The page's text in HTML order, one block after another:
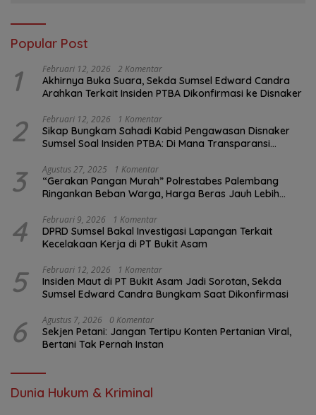
Popular Post
1 Februari 12, 2026 2 Komentar
Akhirnya Buka Suara, Sekda Sumsel Edward Candra
Arahkan Terkait Insiden PTBA Dikonfirmasi ke Disnaker
2 Februari 12, 2026 1 Komentar
Sikap Bungkam Sahadi Kabid Pengawasan Disnaker
Sumsel Soal Insiden PTBA: Di Mana Transparansi
3 Agustus 27, 2025 1 Komentar
“Gerakan Pangan Murah” Polrestabes Palembang
Ringankan Beban Warga, Harga Beras Jauh Lebih
4 Februari 9, 2026 1 Komentar
DPRD Sumsel Bakal Investigasi Lapangan Terkait
Kecelakaan Kerja di PT Bukit Asam
5 Februari 12, 2026 1 Komentar
Insiden Maut di PT Bukit Asam Jadi Sorotan, Sekda
Sumsel Edward Candra Bungkam Saat Dikonfirmasi
6 Agustus 7, 2026 0 Komentar
Sekjen Petani: Jangan Tertipu Konten Pertanian Viral,
Bertani Tak Pernah Instan
Dunia Hukum & Kriminal